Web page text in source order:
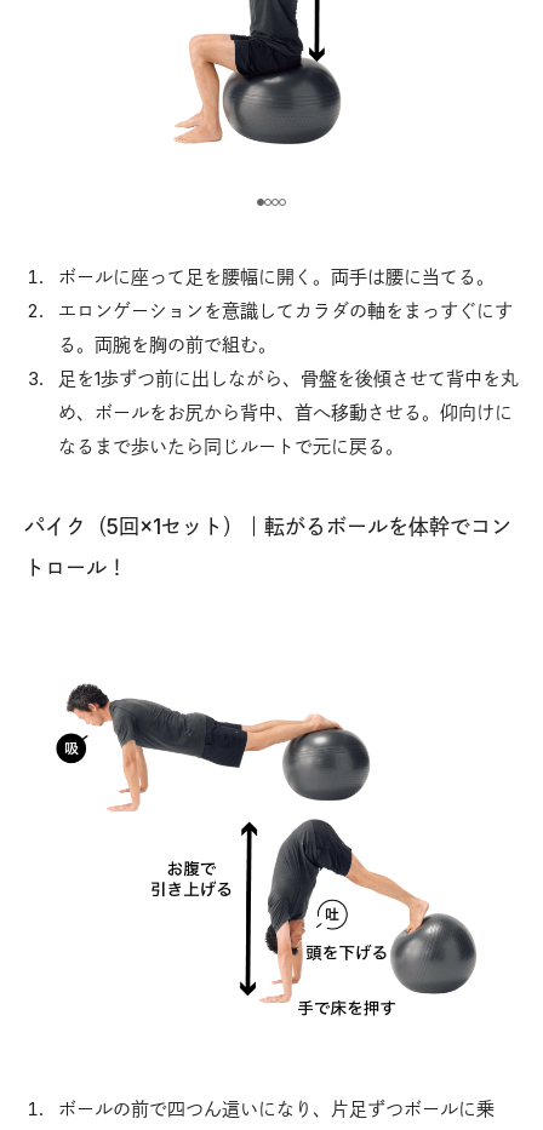
ボールに座って足を腰幅に開く。両手は腰に当てる。
エロンゲーションを意識してカラダの軸をまっすぐにす
る。両腕を胸の前で組む。
足を1歩ずつ前に出しながら、骨盤を後傾させて背中を丸
め、ボールをお尻から背中、首へ移動させる。仰向けに
なるまで歩いたら同じルートで元に戻る。
パイク（5回×1セット）｜転がるボールを体幹でコン
トロール！
ボールの前で四つん這いになり、片足ずつボールに乗